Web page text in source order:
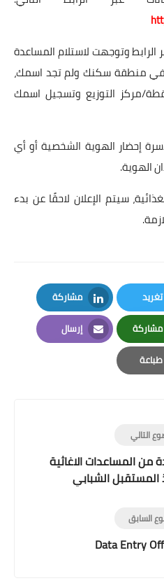
وتوجهت لاستلام المساعدة
في منطقة سكنك ولم تجد اسمك،
مركز التوزيع وتسجيل اسمك
إحضار الهوية الشخصية أو أي
الهوية.
سيتم الإعلان لاحقًا عن بدء
تغريد
Twitter
مشاركة
LinkedIn
مشاركة
Whatsapp
إرسال
Email
طباعة
Print
التالي
من المساعدات الاغاثية
الشبابي
السابق
Data Entry